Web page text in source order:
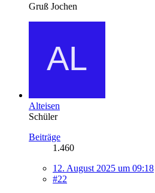
Gruß Jochen
Alteisen
Schüler
Beiträge
1.460
12. August 2025 um 09:18
#22